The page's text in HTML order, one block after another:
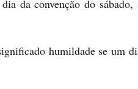
da convenção do
humildade se um